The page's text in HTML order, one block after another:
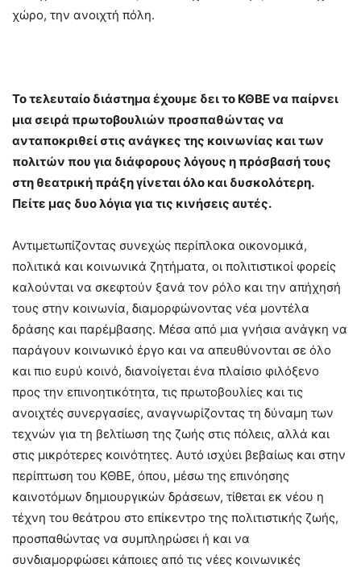
χώρο, την ανοιχτή πόλη.
Το τελευταίο διάστημα έχουμε δει το ΚΘΒΕ να παίρνει
μια σειρά πρωτοβουλιών προσπαθώντας να
ανταποκριθεί στις ανάγκες της κοινωνίας και των
πολιτών που για διάφορους λόγους η πρόσβασή τους
στη θεατρική πράξη γίνεται όλο και δυσκολότερη.
Πείτε μας δυο λόγια για τις κινήσεις αυτές.
Αντιμετωπίζοντας συνεχώς περίπλοκα οικονομικά,
πολιτικά και κοινωνικά ζητήματα, οι πολιτιστικοί φορείς
καλούνται να σκεφτούν ξανά τον ρόλο και την απήχησή
τους στην κοινωνία, διαμορφώνοντας νέα μοντέλα
δράσης και παρέμβασης. Μέσα από μια γνήσια ανάγκη να
παράγουν κοινωνικό έργο και να απευθύνονται σε όλο
και πιο ευρύ κοινό, διανοίγεται ένα πλαίσιο φιλόξενο
προς την επινοητικότητα, τις πρωτοβουλίες και τις
ανοιχτές συνεργασίες, αναγνωρίζοντας τη δύναμη των
τεχνών για τη βελτίωση της ζωής στις πόλεις, αλλά και
στις μικρότερες κοινότητες. Αυτό ισχύει βεβαίως και στην
περίπτωση του ΚΘΒΕ, όπου, μέσω της επινόησης
καινοτόμων δημιουργικών δράσεων, τίθεται εκ νέου η
τέχνη του θεάτρου στο επίκεντρο της πολιτιστικής ζωής,
προσπαθώντας να συμπληρώσει ή και να
συνδιαμορφώσει κάποιες από τις νέες κοινωνικές